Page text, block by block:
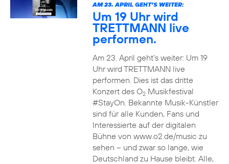
AM 23. APRIL GEHT’S WEITER:
Um 19 Uhr wird
TRETTMANN live
performen.
Am 23. April geht’s weiter: Um 19
Uhr wird TRETTMANN live
performen. Dies ist das dritte
Konzert des O2Musikfestival
#StayOn. Bekannte Musik-Künstler
sind für alle Kunden, Fans und
Interessierte auf der digitalen
Bühne von www.o2.de/music zu
sehen – und zwar so lange, wie
Deutschland zu Hause bleibt. Alle,